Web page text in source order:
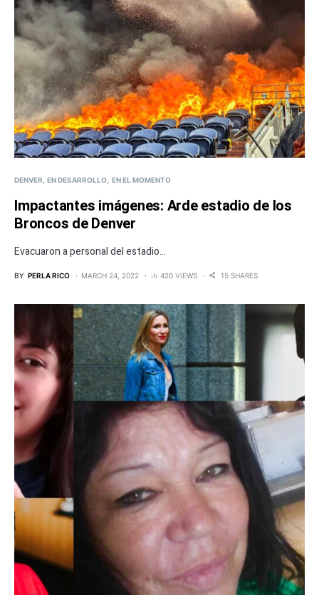
DENVER EN DESARROLLO EN EL MOMENTO
Impactantes imágenes: Arde estadio de los
Broncos de Denver
Evacuaron a personal del estadio...
BY PERLA RICO MARCH 24, 2022 420 VIEWS 15 SHARES